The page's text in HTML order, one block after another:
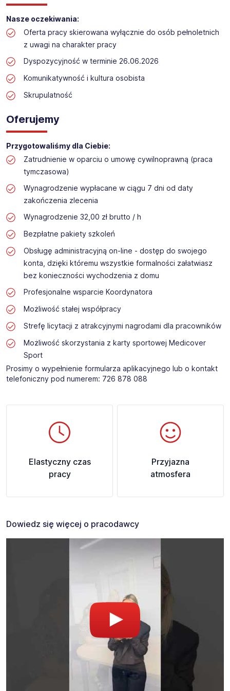
Nasze oczekiwania:
Oferta pracy skierowana wyłącznie do osób pełnoletnich
z uwagi na charakter pracy
Dyspozycyjność w terminie 26.06.2026
Komunikatywność i kultura osobista
Skrupulatność
Oferujemy
Przygotowaliśmy dla Ciebie:
Zatrudnienie w oparciu o umowę cywilnoprawną (praca
tymczasowa)
Wynagrodzenie wypłacane w ciągu 7 dni od daty
zakończenia zlecenia
Wynagrodzenie 32,00 zł brutto / h
Bezpłatne pakiety szkoleń
Obsługę administracyjną on-line - dostęp do swojego
konta, dzięki któremu wszystkie formalności załatwiasz
bez konieczności wychodzenia z domu
Profesjonalne wsparcie Koordynatora
Możliwość stałej współpracy
Strefę licytacji z atrakcyjnymi nagrodami dla pracowników
Możliwość skorzystania z karty sportowej Medicover
Sport
Prosimy o wypełnienie formularza aplikacyjnego lub o kontakt
telefoniczny pod numerem: 726 878 088 ​
Elastyczny czas
pracy
Przyjazna
atmosfera
Dowiedz się więcej o pracodawcy